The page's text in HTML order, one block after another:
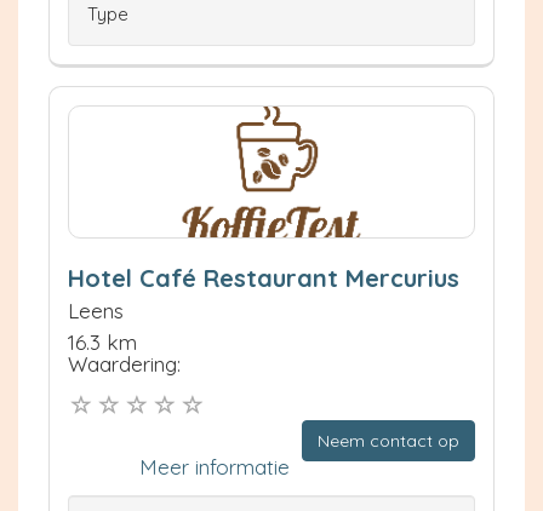
Type
Hotel Café Restaurant Mercurius
Leens
16.3 km
Waardering:
Neem contact op
Meer informatie